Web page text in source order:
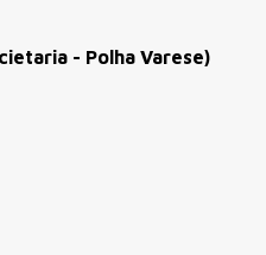
- Polha Varese)